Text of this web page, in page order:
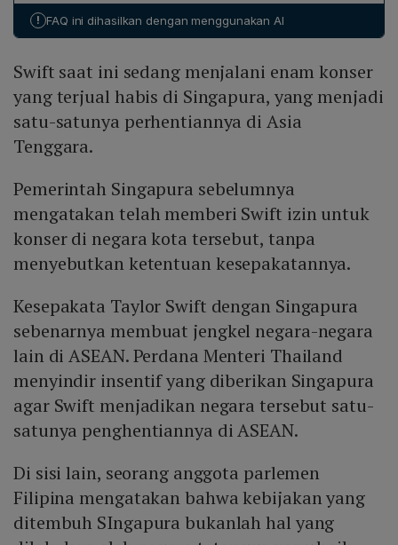
menyebutnya tidak mencerminkan sikap baik
! FAQ ini dihasilkan dengan menggunakan AI
Swift saat ini sedang menjalani enam konser
yang terjual habis di Singapura, yang menjadi
satu-satunya perhentiannya di Asia
Tenggara.
Pemerintah Singapura sebelumnya
mengatakan telah memberi Swift izin untuk
konser di negara kota tersebut, tanpa
menyebutkan ketentuan kesepakatannya.
Kesepakata Taylor Swift dengan Singapura
sebenarnya membuat jengkel negara-negara
lain di ASEAN. Perdana Menteri Thailand
menyindir insentif yang diberikan Singapura
agar Swift menjadikan negara tersebut satu-
satunya penghentiannya di ASEAN.
Di sisi lain, seorang anggota parlemen
Filipina mengatakan bahwa kebijakan yang
ditembuh SIngapura bukanlah hal yang